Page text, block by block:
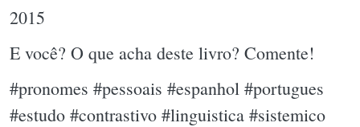
2015
E você? O que acha deste livro? Comente!
#pronomes #pessoais #espanhol #portugues
#estudo #contrastivo #linguistica #sistemico